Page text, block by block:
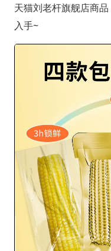
天猫刘老杆旗舰店商
入手~